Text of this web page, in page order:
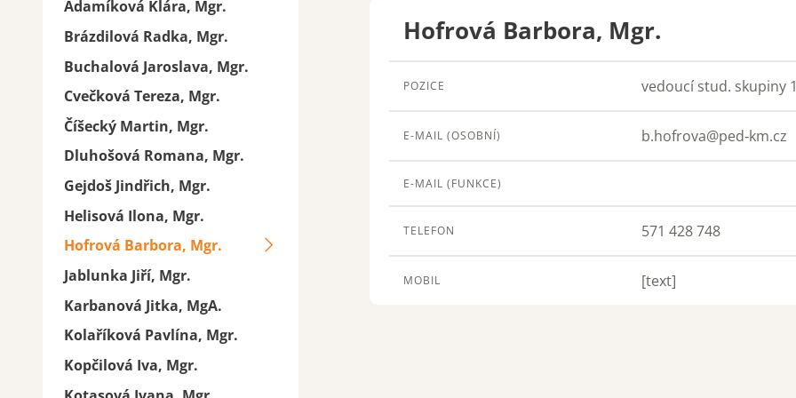
Adamíková Klára, Mgr.
Brázdilová Radka, Mgr.
Buchalová Jaroslava, Mgr.
Cvečková Tereza, Mgr.
Číšecký Martin, Mgr.
Dluhošová Romana, Mgr.
Gejdoš Jindřich, Mgr.
Helisová Ilona, Mgr.
Hofrová Barbora, Mgr.
Jablunka Jiří, Mgr.
Karbanová Jitka, MgA.
Kolaříková Pavlína, Mgr.
Kopčilová Iva, Mgr.
Hofrová Barbora, Mgr.
POZICE vedoucí stud. skupiny
E-MAIL (OSOBNÍ) b.hofrova@ped‑km.cz
E-MAIL (FUNKCE)
TELEFON 571 428 748
MOBIL [text]